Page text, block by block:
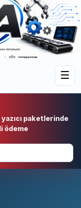
☰
paketlerinde
ödeme